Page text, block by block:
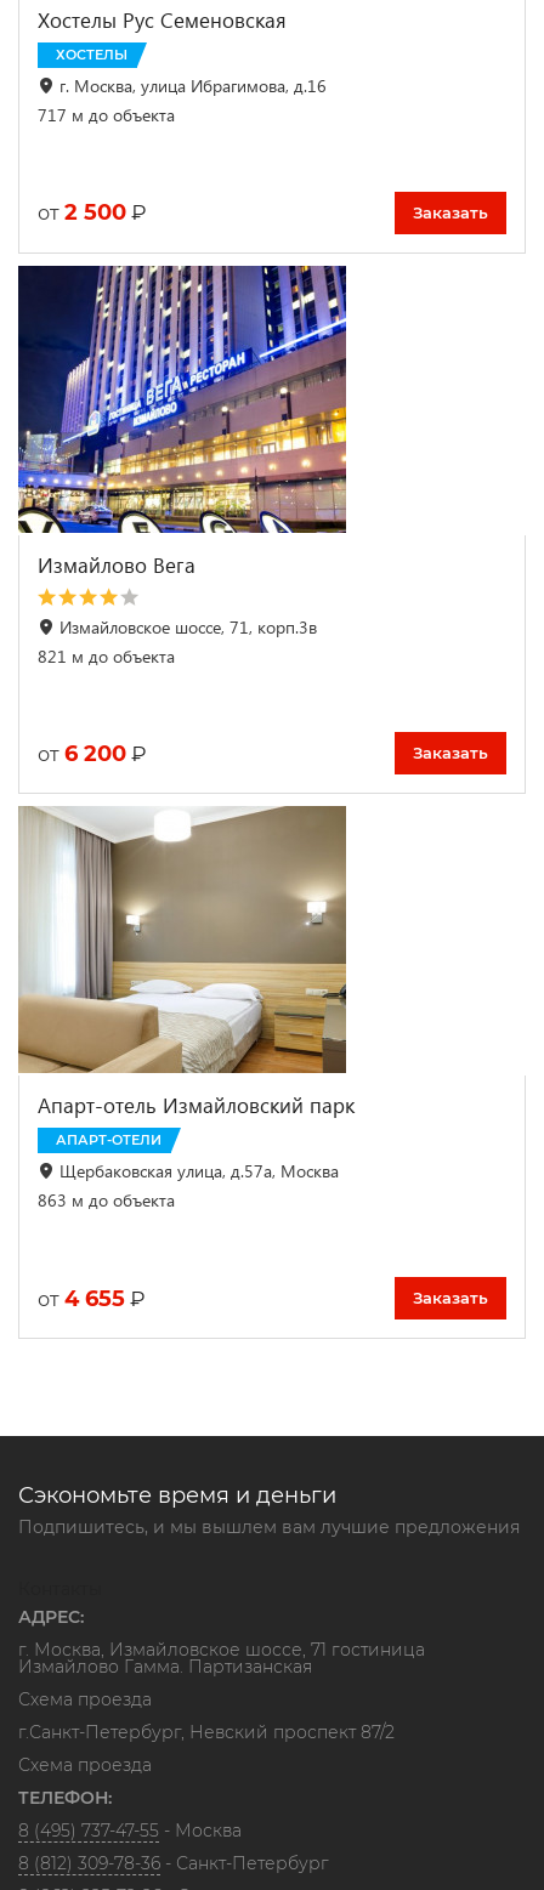
Хостелы Рус Семеновская
ХОСТЕЛЫ
г. Москва, улица Ибрагимова, д.16
717 м до объекта
от 2 500 ₽ Заказать
Измайлово Вега
Измайловское шоссе, 71, корп.3в
821 м до объекта
от 6 200 ₽ Заказать
Апарт-отель Измайловский парк
АПАРТ-ОТЕЛИ
Щербаковская улица, д.57а, Москва
863 м до объекта
от 4 655 ₽ Заказать
Сэкономьте время и деньги
Подпишитесь, и мы вышлем вам лучшие предложения
АДРЕС:
г. Москва, Измайловское шоссе, 71 гостиница
Измайлово Гамма. Партизанская
Схема проезда
г.Санкт-Петербург, Невский проспект 87/2
Схема проезда
ТЕЛЕФОН:
8 (495) 737-47-55 - Москва
8 (812) 309-78-36 - Санкт-Петербург